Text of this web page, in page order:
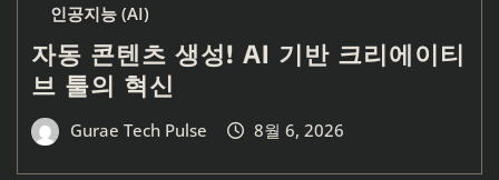
인공지능 (AI)
자동 콘텐츠 생성! AI 기반 크리에이티
브 툴의 혁신
Gurae Tech Pulse 8월 6, 2026